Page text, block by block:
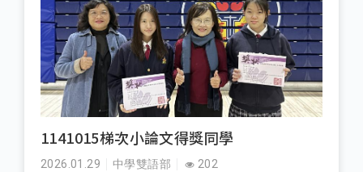
1141015梯次小論文得獎同學
2026.01.29 中學雙語部 202